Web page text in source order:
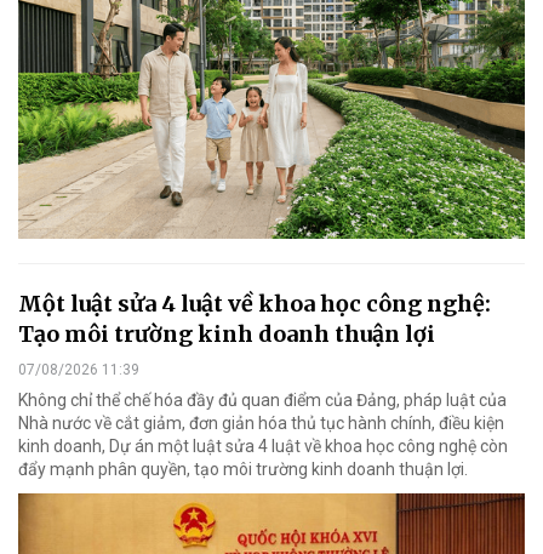
Một luật sửa 4 luật về khoa học công nghệ:
Tạo môi trường kinh doanh thuận lợi
07/08/2026 11:39
Không chỉ thể chế hóa đầy đủ quan điểm của Đảng, pháp luật của
Nhà nước về cắt giảm, đơn giản hóa thủ tục hành chính, điều kiện
kinh doanh, Dự án một luật sửa 4 luật về khoa học công nghệ còn
đẩy mạnh phân quyền, tạo môi trường kinh doanh thuận lợi.